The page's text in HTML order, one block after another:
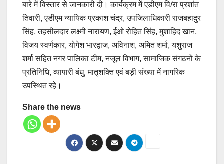
बारे में विस्तार से जानकारी दी। कार्यक्रम में एडीएम वि/रा प्रशांत
तिवारी, एडीएम न्यायिक प्रकाश चंद्र, उपजिलाधिकारी राजबहादुर
सिंह, तहसीलदार लक्ष्मी नारायण, ईओ रोहित सिंह, मुशाहिद खान,
विजय स्वर्णकार, योगेश भारद्वाज, अविनाश, अमित शर्मा, यशुराज
शर्मा सहित नगर पालिका टीम, नजूल विभाग, सामाजिक संगठनों के
प्रतिनिधि, व्यापारी बंधु, मातृशक्ति एवं बड़ी संख्या में नागरिक
उपस्थित रहे।
Share the news